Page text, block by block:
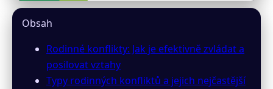
Efektivní Řešení Rodinných
Vztahů
6. 4. 2026· 9 min čtení · Autor: Markéta Urbanová
Obsah
Rodinné konflikty: Jak je efektivně zvládat a
posilovat vztahy
Typy rodinných konfliktů a jejich nejčastější